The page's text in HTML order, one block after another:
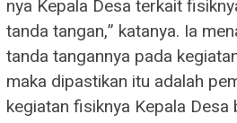
nya Kepala Desa terkait
tanda tangan,” katanya. Ia
tanda tangannya pada
maka dipastikan itu adalah
kegiatan fisiknya Kepala Desa